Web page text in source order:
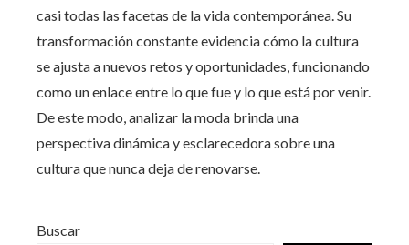
casi todas las facetas de la vida contemporánea. Su
transformación constante evidencia cómo la cultura
se ajusta a nuevos retos y oportunidades, funcionando
como un enlace entre lo que fue y lo que está por venir.
De este modo, analizar la moda brinda una
perspectiva dinámica y esclarecedora sobre una
cultura que nunca deja de renovarse.
Buscar